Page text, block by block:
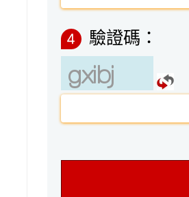
4 驗證碼：